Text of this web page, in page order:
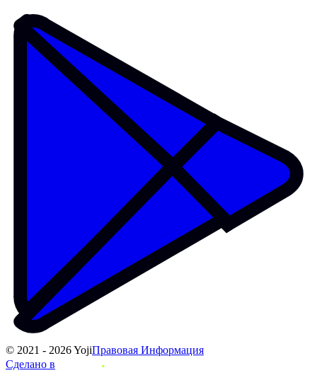
© 2021 - 2026 YojiПравовая Информация
Сделано в